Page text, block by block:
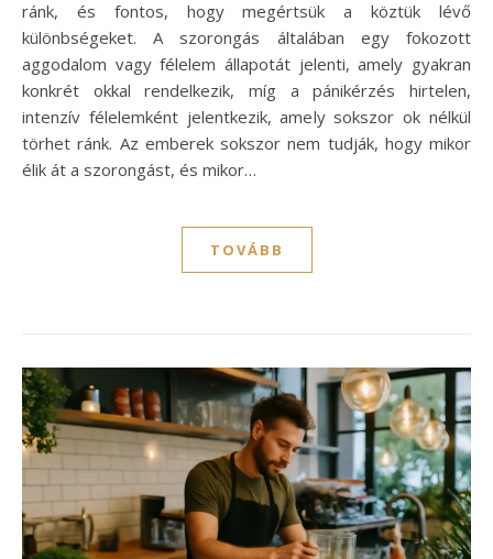
ránk, és fontos, hogy megértsük a köztük lévő
különbségeket. A szorongás általában egy fokozott
aggodalom vagy félelem állapotát jelenti, amely gyakran
konkrét okkal rendelkezik, míg a pánikérzés hirtelen,
intenzív félelemként jelentkezik, amely sokszor ok nélkül
törhet ránk. Az emberek sokszor nem tudják, hogy mikor
élik át a szorongást, és mikor…
TOVÁBB